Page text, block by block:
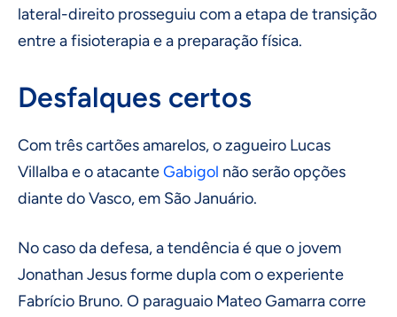
lateral-direito prosseguiu com a etapa de transição
entre a fisioterapia e a preparação física.
Desfalques certos
Com três cartões amarelos, o zagueiro Lucas
Villalba e o atacanteGabigol não serão opções
diante do Vasco, em São Januário.
No caso da defesa, a tendência é que o jovem
Jonathan Jesus forme dupla com o experiente
Fabrício Bruno. O paraguaio Mateo Gamarra corre